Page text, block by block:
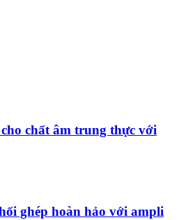
chất âm trung thực với
ghép hoàn hảo với ampli